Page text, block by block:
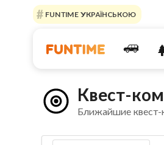
FUNTIME УКРАЇНСЬКОЮ
Квест-
Ближайшие